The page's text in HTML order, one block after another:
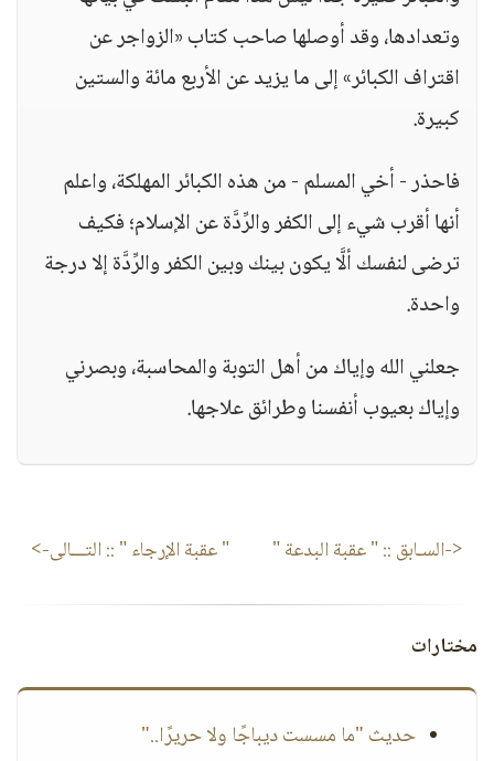
وتعدادها، وقد أوصلها صاحب كتاب «الزواجر عن
اقتراف الكبائر» إلى ما يزيد عن الأربع مائة والستين
كبيرة.
فاحذر - أخي المسلم - من هذه الكبائر المهلكة، واعلم
أنها أقرب شيء إلى الكفر والرِّدَّة عن الإسلام؛ فكيف
ترضى لنفسك ألَّا يكون بينك وبين الكفر والرِّدَّة إلا درجة
واحدة.
جعلني الله وإياك من أهل التوبة والمحاسبة، وبصرني
وإياك بعيوب أنفسنا وطرائق علاجها.
<-السـابق ::" عقبة البدعة " " عقبة الإرجاء " :: التـــالى->
مختارات
حديث "ما مسست ديباجًا ولا حريرًا.."